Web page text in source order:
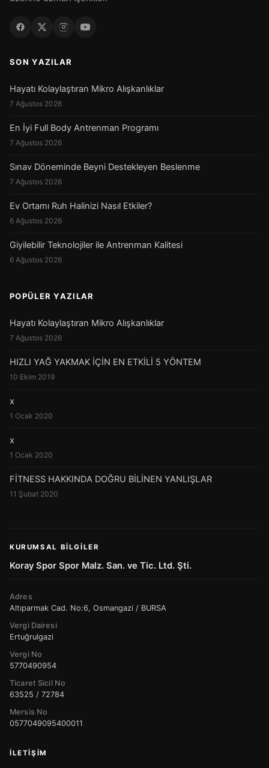
SON YAZILAR
Hayatı Kolaylaştıran Mikro Alışkanlıklar
7 Ağustos 2026
En İyi Full Body Antrenman Programı
7 Ağustos 2026
Sınav Döneminde Beyni Destekleyen Beslenme
7 Ağustos 2026
Ev Ortamı Ruh Halinizi Nasıl Etkiler?
6 Ağustos 2026
Giyilebilir Teknolojiler ile Antrenman Kalitesi
6 Ağustos 2026
POPÜLER YAZILAR
Hayatı Kolaylaştıran Mikro Alışkanlıklar
7 Ağustos 2026
HIZLI YAĞ YAKMAK İÇİN EN ETKİLİ 5 YÖNTEM
10 Ekim 2019
x
1 Ocak 2020
x
1 Ocak 2020
FİTNESS HAKKINDA DOĞRU BİLİNEN YANLIŞLAR
11 Şubat 2020
KURUMSAL BILGILER
Koray Spor Spor Malz. San. ve Tic. Ltd. Şti.
Adres
Altıparmak Cad. No:6, Osmangazi / BURSA
Vergi Dairesi
Ertuğrulgazi
Vergi No
5770490954
Ticaret Sicil No
63525 / 72784
Mersis No
0577049095400011
İLETIŞIM